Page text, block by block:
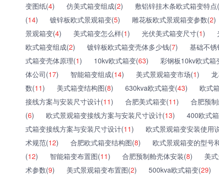
变图纸(4) 仿美式箱变组成(2)
敷铝锌挂木条欧式箱变特点(
(14) 镀锌板欧式景观箱变(5) 雕花板欧式景观箱变参数(2)
景观箱变(4) 美式箱变怎么样(1) 光伏美式箱变尺寸(1)
欧式箱变组成(2) 镀锌板欧式箱变壳体多少钱(7)
基础不
式箱变壳体原理(1) 10kv欧式箱变(63)
彩钢板10kv欧式箱
体公司(17) 智能箱变组成(14) 美式景观箱变市场(1)
数(11) 美式箱变结构图(8) 630kva欧式箱变(43)
欧式
接线方案与安装尺寸设计(11) 合肥美式箱变(11)
合肥预
(6) 欧式景观箱变接线方案与安装尺寸设计(13)
400欧式
式箱变接线方案与安装尺寸设计(11)
欧式景观箱变安装使用
术规范(12) 合肥欧式箱变结构图(8)
欧式景观箱变的型号
(12) 智能箱变布置图(11) 合肥预制舱壳体安装(8)
美
术参数(9) 美式景观箱变布置图(2) 500kva欧式箱变(29)